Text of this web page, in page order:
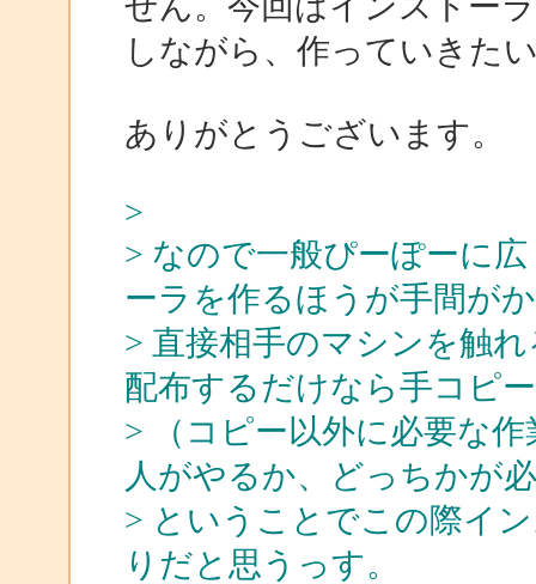
しながら、作っていきた
ありがとうございます。
>
> なので一般ぴーぽーに
ーラを作るほうが手間が
> 直接相手のマシンを触
配布するだけなら手コピ
> （コピー以外に必要な
人がやるか、どっちかが
> ということでこの際イ
りだと思うっす。